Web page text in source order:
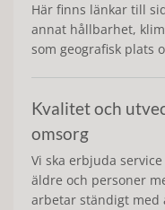
Här finns länkar till
annat hållbarhet,
som geografisk plats
Kvalitet och
omsorg
Vi ska erbjuda
äldre och personer
arbetar ständigt med